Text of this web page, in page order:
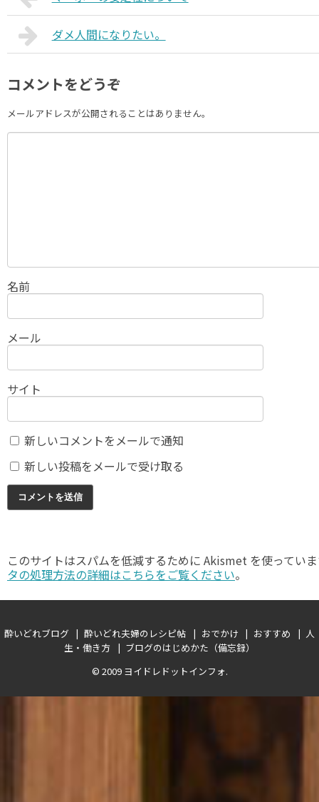
ダメ人間になりたい。
コメントをどうぞ
メールアドレスが公開されることはありません。
名前
メール
サイト
新しいコメントをメールで通知
新しい投稿をメールで受け取る
このサイトはスパムを低減するために Akismet を使ってい
タの処理方法の詳細はこちらをご覧ください。
酔いどれブログ 酔いどれ夫婦のレシピ帖 おでかけ おすすめ
人
生・働き方
ブログのはじめかた（備忘録）
© 2009 ヨイドレドットインフォ.